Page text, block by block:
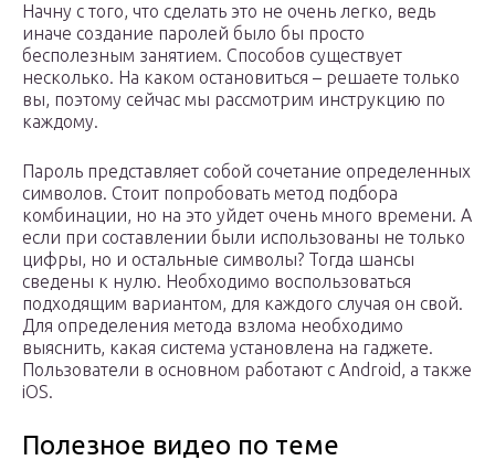
Начну с того, что сделать это не очень легко, ведь
иначе создание паролей было бы просто
бесполезным занятием. Способов существует
несколько. На каком остановиться – решаете только
вы, поэтому сейчас мы рассмотрим инструкцию по
каждому.
Пароль представляет собой сочетание определенных
символов. Стоит попробовать метод подбора
комбинации, но на это уйдет очень много времени. А
если при составлении были использованы не только
цифры, но и остальные символы? Тогда шансы
сведены к нулю. Необходимо воспользоваться
подходящим вариантом, для каждого случая он свой.
Для определения метода взлома необходимо
выяснить, какая система установлена на гаджете.
Пользователи в основном работают с Android, а также
iOS.
Полезное видео по теме